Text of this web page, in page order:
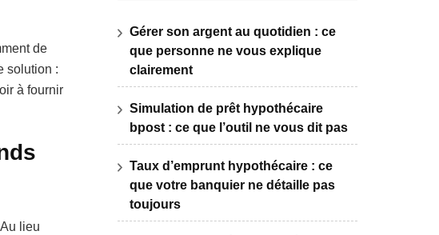
de
solution :
à fournir
lieu
Gérer son argent au quotidien : ce
que personne ne vous explique
clairement
Simulation de prêt hypothécaire
bpost : ce que l’outil ne vous dit pas
Taux d’emprunt hypothécaire : ce
que votre banquier ne détaille pas
toujours